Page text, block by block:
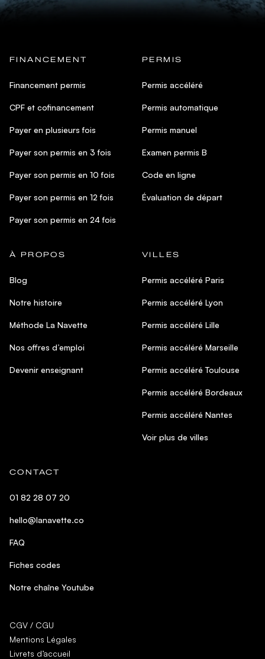
FINANCEMENT
Financement permis
CPF et cofinancement
Payer en plusieurs fois
Payer son permis en 3 fois
Payer son permis en 10 fois
Payer son permis en 12 fois
Payer son permis en 24 fois
PERMIS
Permis accéléré
Permis automatique
Permis manuel
Examen permis B
Code en ligne
Évaluation de départ
À PROPOS
Blog
Notre histoire
Méthode La Navette
Nos offres d’emploi
Devenir enseignant
VILLES
Permis accéléré Paris
Permis accéléré Lyon
Permis accéléré Lille
Permis accéléré Marseille
Permis accéléré Toulouse
Permis accéléré Bordeaux
Permis accéléré Nantes
Voir plus de villes
CONTACT
01 82 28 07 20
hello@lanavette.co
FAQ
Fiches codes
Notre chaîne Youtube
CGV / CGU
Mentions Légales
Livrets d’accueil